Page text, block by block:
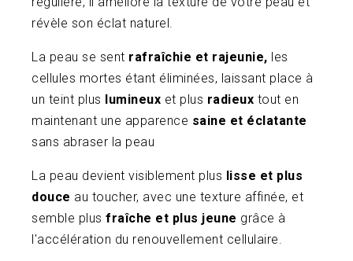
révèle son éclat naturel.
La peau se sent rafraîchie et rajeunie, les
cellules mortes étant éliminées, laissant place à
un teint plus lumineux et plus radieux tout en
maintenant une apparence saine et éclatante
sans abraser la peau
La peau devient visiblement plus lisse et plus
douce au toucher, avec une texture affinée, et
semble plus fraîche et plus jeune grâce à
l'accélération du renouvellement cellulaire.